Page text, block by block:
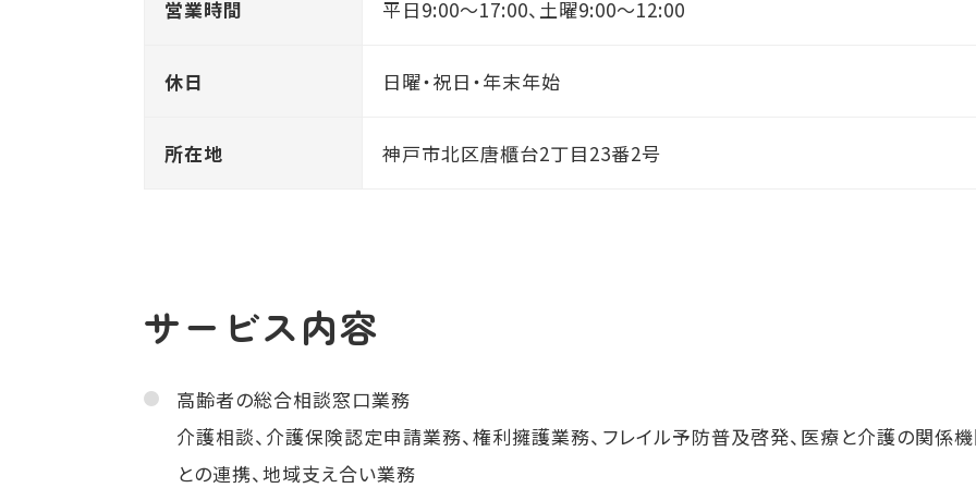
営業時間 平日9:00～17:00、 土曜9:00～12:00
休日 日曜・祝日・年末年始
所在地 神戸市北区唐櫃台2丁目23番2号
サービス内容
高齢者の総合相談窓口業務
介護相談、介護保険認定申請業務、権利擁護業務、フレイル予防普及啓発、医療と介護の関係
との連携、地域支え合い業務